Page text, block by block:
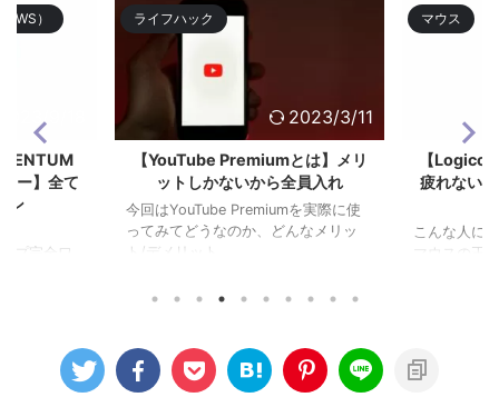
）
9/18
ー】全て
ン
プ完全ワ
ライフハック
2023/3/11
【YouTube Premiumとは】メリ
ットしかないから全員入れ
今回はYouTube Premiumを実際に使
ってみてどうなのか、どんなメリッ
ト/デメリット ...
マウス
【
疲れない
こんな人に
マウスの王